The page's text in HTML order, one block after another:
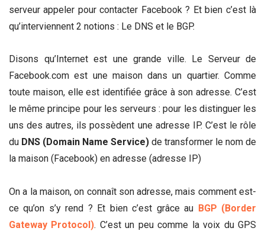
serveur appeler pour contacter Facebook ? Et bien c’est là
qu’interviennent 2 notions : Le DNS et le BGP.
Disons qu’Internet est une grande ville. Le Serveur de
Facebook.com est une maison dans un quartier. Comme
toute maison, elle est identifiée grâce à son adresse. C’est
le même principe pour les serveurs : pour les distinguer les
uns des autres, ils possèdent une adresse IP. C’est le rôle
du DNS (Domain Name Service) de transformer le nom de
la maison (Facebook) en adresse (adresse IP)
On a la maison, on connaît son adresse, mais comment est-
ce qu’on s’y rend ? Et bien c’est grâce au BGP (Border
Gateway Protocol). C’est un peu comme la voix du GPS